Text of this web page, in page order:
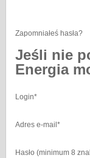
Zapomniałeś hasła?
Jeśli nie
Energia
Login*
Adres e-mail *
Hasło (minimum 8